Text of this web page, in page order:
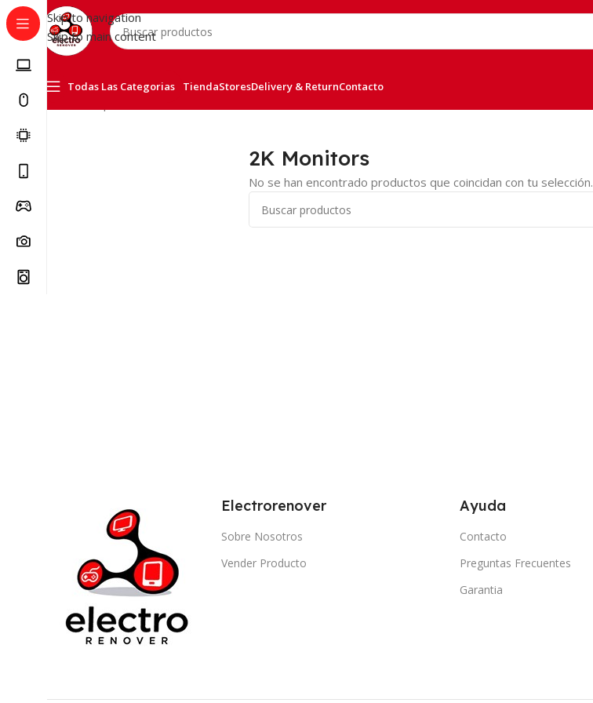
Skip to navigation
Skip to main content
Todas Las Categorias TiendaStoresDelivery & ReturnContacto
2K Monitors
No se han encontrado productos que coincidan con tu selección.
Electrorenover
Sobre Nosotros
Vender Producto
Ayuda
Contacto
Preguntas Frecuentes
Garantia